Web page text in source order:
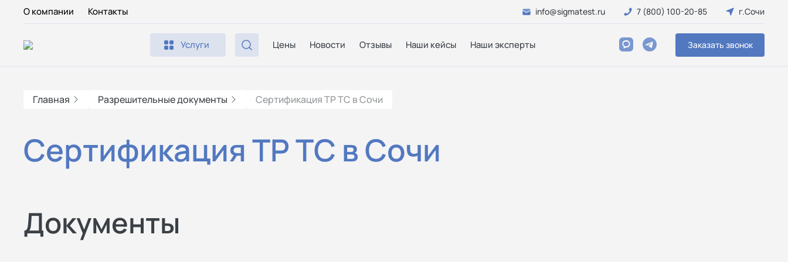
О компании Контакты info@sigmatest.ru 7 (800) 100-20-85 г.Сочи
Услуги Цены Новости Отзывы Наши кейсы Наши эксперты Заказать звонок
Главная Разрешительные документы Сертификация ТР ТС в Сочи
Сертификация ТР ТС в Сочи
Документы